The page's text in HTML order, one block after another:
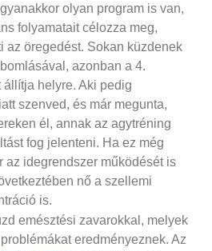
olyan program is van,
folyamatait célozza meg,
az öregedést. Sokan küzdenek
azonban a 4.
állítja helyre. Aki pedig
szenved, és már megunta,
él, annak az agytréning
fog jelenteni. Ha ez még
az idegrendszer működését is
nő a szellemi
is.
emésztési zavarokkal, melyek
eredményeznek. Az